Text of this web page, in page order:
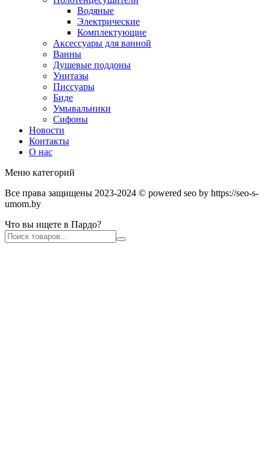
Водяные
Электрические
Комплектующие
Аксессуары для ванной
Ванны
Душевые поддоны
Унитазы
Писсуары
Биде
Умывальники
Сифоны
Новости
Контакты
О нас
Меню категорий
Все права защищены 2023-2024 © powered seo by https://seo-s-
umom.by
Что вы ищете в Пардо?